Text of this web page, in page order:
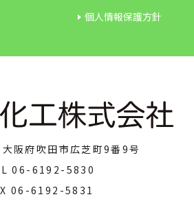
個人情報保護方針
大阪府吹田市広芝町9番9号
06-6192-5830
06-6192-5831